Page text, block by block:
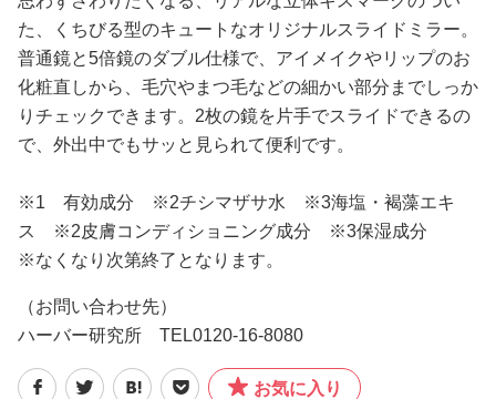
た、くちびる型のキュートなオリジナルスライドミラー。
普通鏡と5倍鏡のダブル仕様で、アイメイクやリップのお
化粧直しから、毛穴やまつ毛などの細かい部分までしっか
りチェックできます。2枚の鏡を片手でスライドできるの
で、外出中でもサッと見られて便利です。
※1 有効成分 ※2チシマザサ水 ※3海塩・褐藻エキ
ス ※2皮膚コンディショニング成分 ※3保湿成分
※なくなり次第終了となります。
（お問い合わせ先）
ハーバー研究所 TEL0120-16-8080
お気に入り